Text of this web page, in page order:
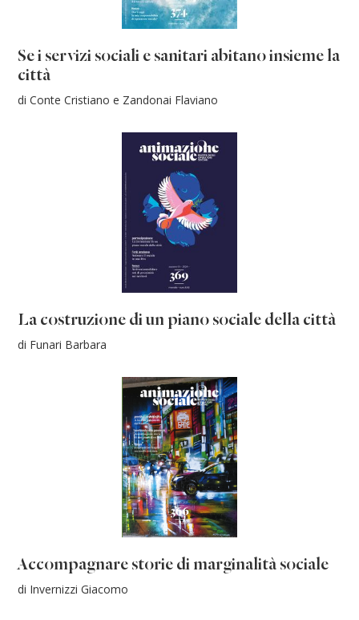
Se i servizi sociali e sanitari abitano insieme la
città
di Conte Cristiano e Zandonai Flaviano
La costruzione di un piano sociale della città
di Funari Barbara
Accompagnare storie di marginalità sociale
di Invernizzi Giacomo